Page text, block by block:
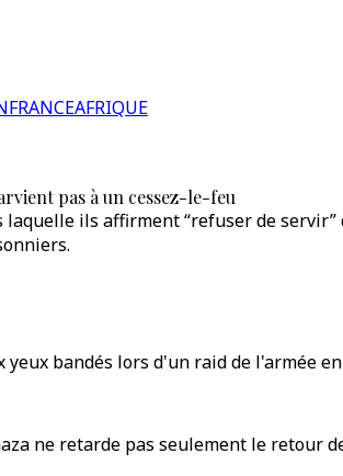
FRANCEAFRIQUE
pas à un cessez-le-feu
ils affirment “refuser de
bandés lors d'un raid de l'armée
ne retarde pas seulement le retour